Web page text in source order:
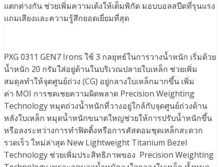
แตกต่างกัน ช่วยเพิ่มความเด้งให้เต็มพิกัด มอบบอลสปีดที่รุนแรง
แถมเสียงและความรู้สึกยอดเยี่ยมที่สุด
PXG 0311 GEN7 Irons ใช้ 3 กลยุทธ์ในการวางน้ำหนัก เริ่มด้วย
น้ำหนัก 20 กรัมใส่อยู่ด้านในบริเวณปลายใบเหล็ก ช่วยเพิ่ม
สมดุลทำให้จุดศูนย์ถ่วง (CG) อยู่กลางใบเหล็กมากขึ้น เพิ่ม
ค่า MOI การชดเชยความผิดพลาด Precision Weighting
Technology หมุดถ่วงน้ำหนักที่วางอยู่ใกล้กับจุดศูนย์ถ่วงด้าน
หลังใบเหล็ก หมุดน้ำหนักขนาดใหญ่ช่วยให้การปรับน้ำหนักขึ้น
หรือลงระหว่างการทำฟิตติ้งหรือการคัสตอมชุดเหล็กสะดวก
รวดเร็ว ใหม่ล่าสุด New Lightweight Titanium Bezel
Technology ช่วยเพิ่มประสิทธิภาพของ Precision Weighting